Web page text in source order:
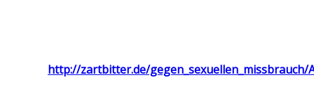
http://zartbitter.de/gegen_sexuellen_missbrauch/